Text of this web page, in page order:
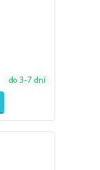
do 3-7 dní